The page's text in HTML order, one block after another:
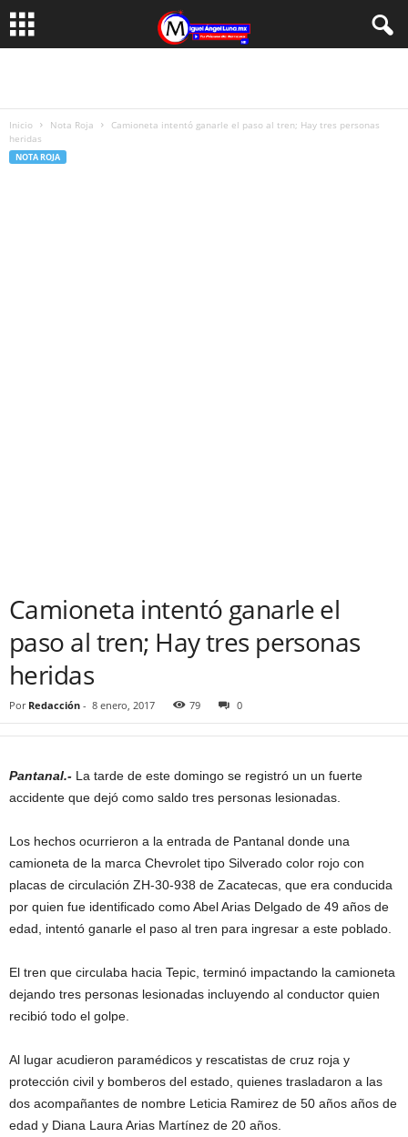
Inicio Nota Roja
Camioneta intentó ganarle el paso al tren; Hay tres personas
heridas
NOTA ROJA
Camioneta intentó ganarle el
paso al tren; Hay tres personas
heridas
Por Redacción - 8 enero, 2017 79 0
Pantanal.- La tarde de este domingo se registró un un fuerte
accidente que dejó como saldo tres personas lesionadas.
Los hechos ocurrieron a la entrada de Pantanal donde una
camioneta de la marca Chevrolet tipo Silverado color rojo con
placas de circulación ZH-30-938 de Zacatecas, que era conducida
por quien fue identificado como Abel Arias Delgado de 49 años de
edad, intentó ganarle el paso al tren para ingresar a este poblado.
El tren que circulaba hacia Tepic, terminó impactando la camioneta
dejando tres personas lesionadas incluyendo al conductor quien
recibió todo el golpe.
Al lugar acudieron paramédicos y rescatistas de cruz roja y
protección civil y bomberos del estado, quienes trasladaron a las
dos acompañantes de nombre Leticia Ramirez de 50 años años de
edad y Diana Laura Arias Martínez de 20 años.